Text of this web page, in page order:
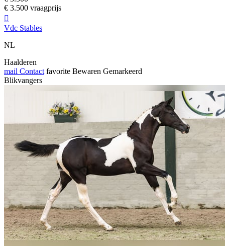
€ 3.500 vraagprijs

Vdc Stables
NL
Haalderen
mail Contact favorite Bewaren Gemarkeerd
Blikvangers